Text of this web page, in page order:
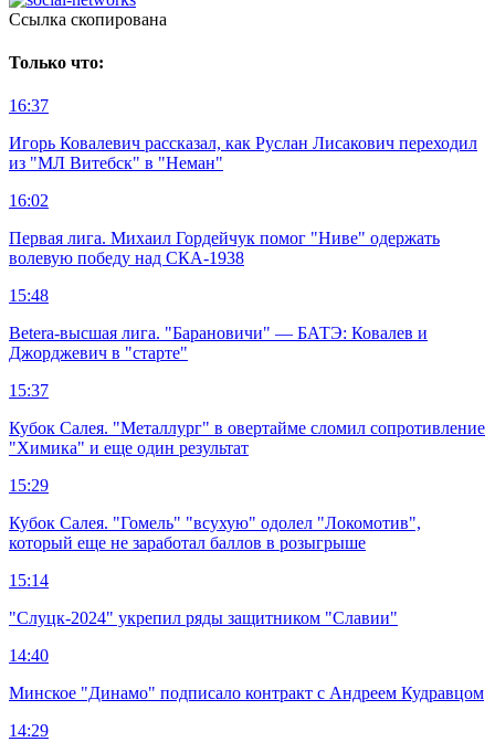
Ccылка скопирована
Только что:
16:37
Игорь Ковалевич рассказал, как Руслан Лисакович переходил
из "МЛ Витебск" в "Неман"
16:02
Первая лига. Михаил Гордейчук помог "Ниве" одержать
волевую победу над СКА-1938
15:48
Betera-высшая лига. "Барановичи" — БАТЭ: Ковалев и
Джорджевич в "старте"
15:37
Кубок Салея. "Металлург" в овертайме сломил сопротивление
"Химика" и еще один результат
15:29
Кубок Салея. "Гомель" "всухую" одолел "Локомотив",
который еще не заработал баллов в розыгрыше
15:14
"Слуцк-2024" укрепил ряды защитником "Славии"
14:40
Минское "Динамо" подписало контракт с Андреем Кудравцом
14:29